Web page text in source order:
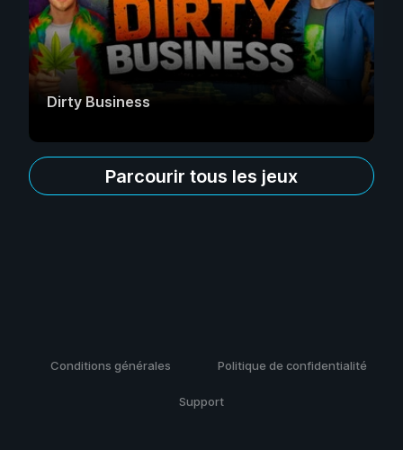
Dirty Business
Parcourir tous les jeux
Conditions générales Politique de confidentialité
Support